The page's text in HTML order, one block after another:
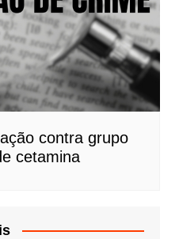
contra grupo
cetamina